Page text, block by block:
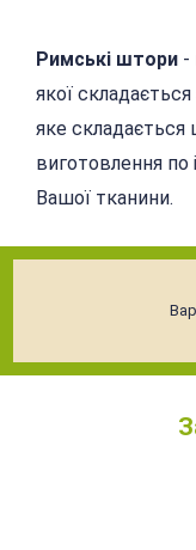
Римські штори -
якої складається з
яке
виготовлення по
Вашої тканини.